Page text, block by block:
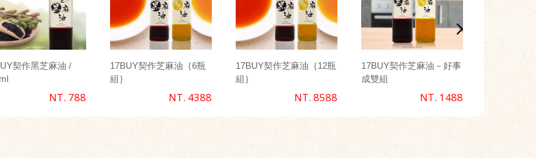
契作黑芝麻油 /
NT. 788
17BUY契作芝麻油｛6瓶
組｝
NT. 4388
17BUY契作芝麻油｛12瓶
組｝
NT. 8588
17BUY契作芝麻油－好事
成雙組
NT. 1488